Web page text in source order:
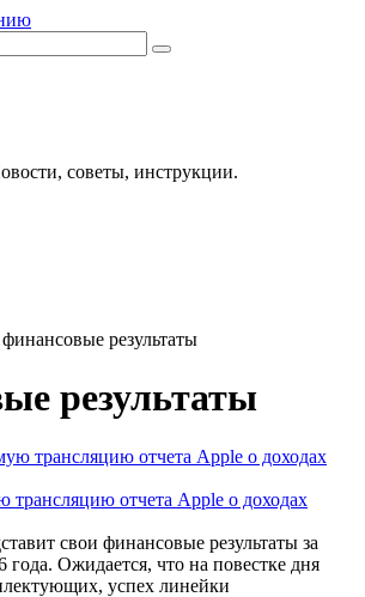
советы, инструкции.
финансовые результаты
результаты
трансляцию отчета Apple о доходах
свои финансовые результаты за
года. Ожидается, что на повестке дня
успех линейки